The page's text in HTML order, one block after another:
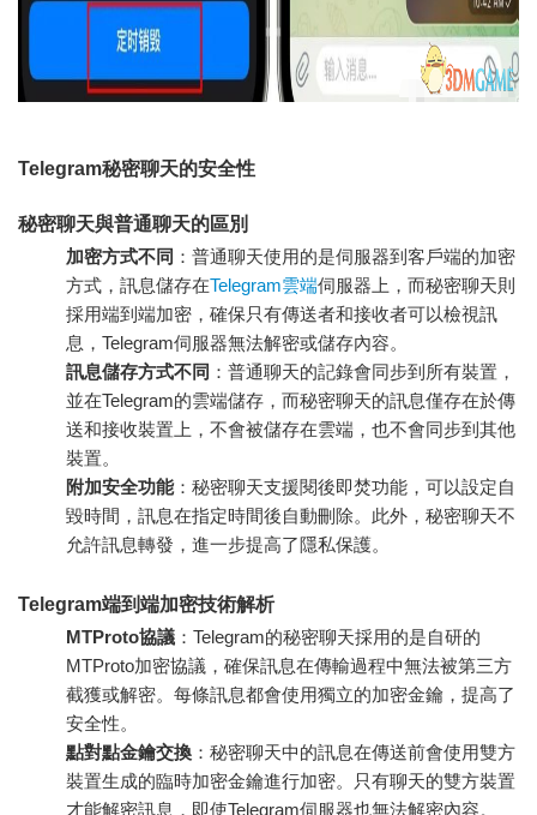
Telegram秘密聊天的安全性
秘密聊天與普通聊天的區別
加密方式不同 ：普通聊天使用的是伺服器到客戶端的加密
方式，訊息儲存在Telegram雲端伺服器上，而秘密聊天則
採用端到端加密，確保只有傳送者和接收者可以檢視訊
息，Telegram伺服器無法解密或儲存內容。
訊息儲存方式不同 ：普通聊天的記錄會同步到所有裝置，
並在Telegram的雲端儲存，而秘密聊天的訊息僅存在於傳
送和接收裝置上，不會被儲存在雲端，也不會同步到其他
裝置。
附加安全功能：秘密聊天支援閱後即焚功能，可以設定自
毀時間，訊息在指定時間後自動刪除。此外，秘密聊天不
允許訊息轉發，進一步提高了隱私保護。
Telegram端到端加密技術解析
MTProto協議 ：Telegram的秘密聊天採用的是自研的
MTProto加密協議，確保訊息在傳輸過程中無法被第三方
截獲或解密。每條訊息都會使用獨立的加密金鑰，提高了
安全性。
點對點金鑰交換 ：秘密聊天中的訊息在傳送前會使用雙方
裝置生成的臨時加密金鑰進行加密。只有聊天的雙方裝置
才能解密訊息，即使Telegram伺服器也無法解密內容。